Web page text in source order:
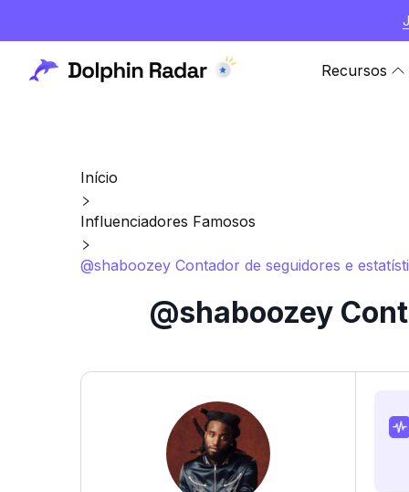
Recursos
Início
Influenciadores Famosos
@shaboozey Contador de seguidores e
@shaboozey